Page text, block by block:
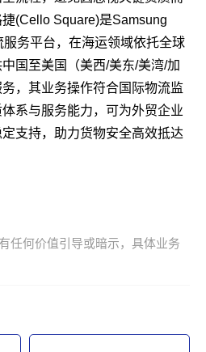
(Cello Square)是Samsung
务平台，在海运领域依托全球
国至美国（美西/美东/美湾/加
，其业务操作符合国际物流监
系与服务能力，可为外贸企业
支持，助力货物安全高效抵达
任何价值引导或暗示，具体业务